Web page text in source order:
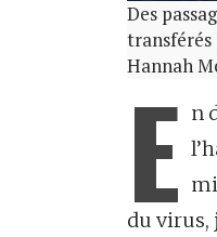
Des
transférés
Hannah
E n
du virus,